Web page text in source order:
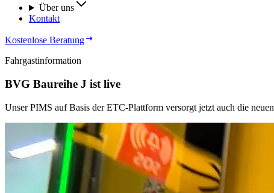
Über uns
Kontakt
Kostenlose Beratung
Fahr­gast­in­for­ma­ti­on
BVG Bau­rei­he J ist live
Un­ser PIMS auf Ba­sis der ETC-Platt­form ver­sorgt jetzt auch die